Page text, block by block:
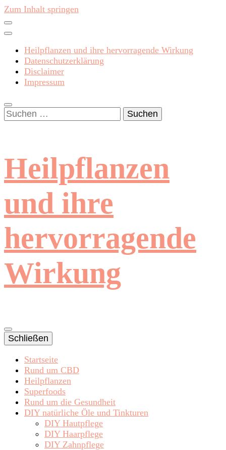
Zum Inhalt springen
Heilpflanzen und ihre hervorragende Wirkung
Datenschutzerklärung
Disclaimer
Impressum
Suchen
nach:
Heilpflanzen
und ihre
hervorragende
Wirkung
Schließen
Startseite
Rund um CBD
Heilpflanzen
Superfoods
Rund um die Gesundheit
DIY natürliche Öle und Tinkturen
DIY Hautpflege
DIY Haarpflege
DIY Zahnpflege